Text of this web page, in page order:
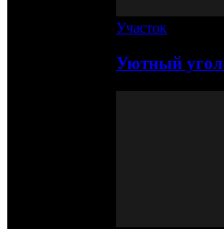
Участок
Уютный